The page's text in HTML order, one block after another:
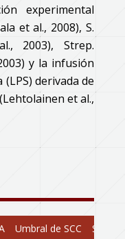
experimental
et al., 2008), S.
2003), Strep.
y la infusión
derivada de
et al.,
Umbral de SCC